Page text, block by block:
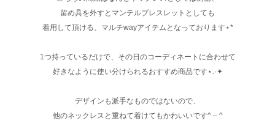
留め具を外すとマンテルブレスレットとしても
着用して頂ける、マルチwayアイテムとなっております⋆*
1つ持っているだけで、その日のコーディネートに合わせて
好きなように使い分けられるおすすめ商品です⋆.·✦
デザインも派手なものではないので、
他のネックレスと重ねて着けてもかわいいです^ – ^